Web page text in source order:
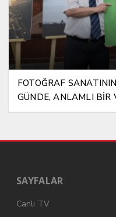
FOTOĞRAF
GÜNDE, ANLAMLI BİR
SAYFALAR
Canlı TV